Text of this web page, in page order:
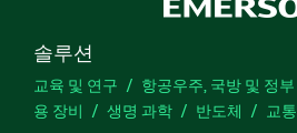
솔루션
교육 및 연구 항공우주, 국방 및 정부
용 장비
생명 과학 반도체 교통